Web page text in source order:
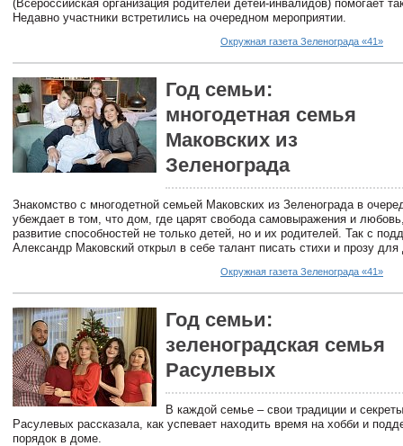
(Всероссийская организация родителей детей-инвалидов) помогает
Недавно участники встретились на очередном мероприятии.
Окружная газета Зеленограда «41»
Год семьи:
многодетная семья
Маковских из
Зеленограда
Знакомство с многодетной семьей Маковских из Зеленограда в
убеждает в том, что дом, где царят свобода самовыражения и
развитие способностей не только детей, но и их родителей. Так с
Александр Маковский открыл в себе талант писать стихи и прозу для
Окружная газета Зеленограда «41»
Год семьи:
зеленоградская семья
Расулевых
В каждой семье – свои традиции и
Расулевых рассказала, как успевает находить время на хобби и
порядок в доме.